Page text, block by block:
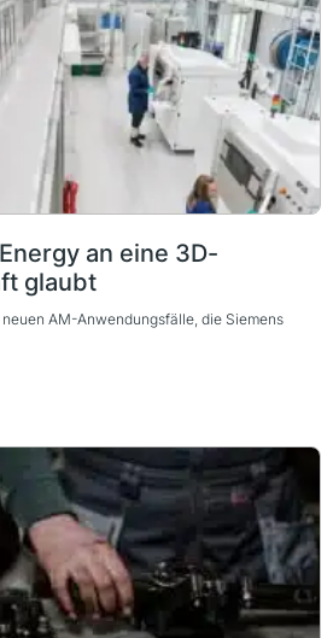
an eine 3D-
glaubt
AM-Anwendungsfälle, die Siemens